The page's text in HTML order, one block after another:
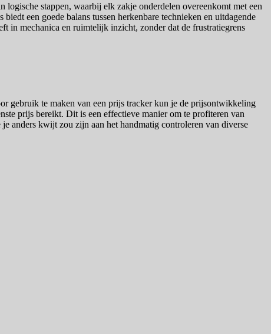
stappen, waarbij elk zakje onderdelen overeenkomt met een
een goede balans tussen herkenbare technieken en uitdagende
in mechanica en ruimtelijk inzicht, zonder dat de frustratiegrens
gebruik te maken van een prijs tracker kun je de prijsontwikkeling
prijs bereikt. Dit is een effectieve manier om te profiteren van
anders kwijt zou zijn aan het handmatig controleren van diverse